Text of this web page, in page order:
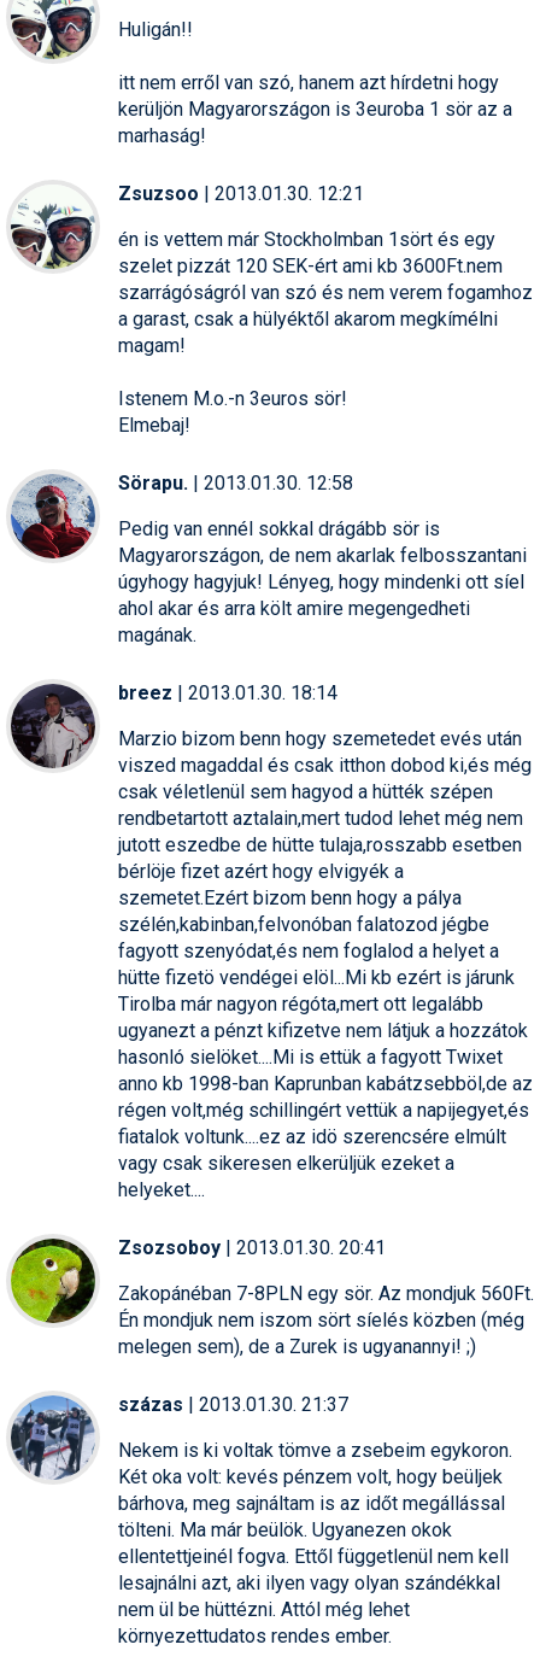
Huligán!!
itt nem erről van szó, hanem azt hírdetni hogy
kerüljön Magyarországon is 3euroba 1 sör az a
marhaság!
Zsuzsoo | 2013.01.30. 12:21
én is vettem már Stockholmban 1sört és egy
szelet pizzát 120 SEK-ért ami kb 3600Ft.nem
szarrágóságról van szó és nem verem fogamhoz
a garast, csak a hülyéktől akarom megkímélni
magam!
Istenem M.o.-n 3euros sör!
Elmebaj!
Sörapu. | 2013.01.30. 12:58
Pedig van ennél sokkal drágább sör is
Magyarországon, de nem akarlak felbosszantani
úgyhogy hagyjuk! Lényeg, hogy mindenki ott síel
ahol akar és arra költ amire megengedheti
magának.
breez | 2013.01.30. 18:14
Marzio bizom benn hogy szemetedet evés után
viszed magaddal és csak itthon dobod ki,és még
csak véletlenül sem hagyod a hütték szépen
rendbetartott aztalain,mert tudod lehet még nem
jutott eszedbe de hütte tulaja,rosszabb esetben
bérlöje fizet azért hogy elvigyék a
szemetet.Ezért bizom benn hogy a pálya
szélén,kabinban,felvonóban falatozod jégbe
fagyott szenyódat,és nem foglalod a helyet a
hütte fizetö vendégei elöl...Mi kb ezért is járunk
Tirolba már nagyon régóta,mert ott legalább
ugyanezt a pénzt kifizetve nem látjuk a hozzátok
hasonló sielöket....Mi is ettük a fagyott Twixet
anno kb 1998-ban Kaprunban kabátzsebböl,de az
régen volt,még schillingért vettük a napijegyet,és
fiatalok voltunk....ez az idö szerencsére elmúlt
vagy csak sikeresen elkerüljük ezeket a
helyeket....
Zsozsoboy | 2013.01.30. 20:41
Zakopánéban 7-8PLN egy sör. Az mondjuk 560Ft.
Én mondjuk nem iszom sört síelés közben (még
melegen sem), de a Zurek is ugyanannyi! ;)
százas | 2013.01.30. 21:37
Nekem is ki voltak tömve a zsebeim egykoron.
Két oka volt: kevés pénzem volt, hogy beüljek
bárhova, meg sajnáltam is az időt megállással
tölteni. Ma már beülök. Ugyanezen okok
ellentettjeinél fogva. Ettől függetlenül nem kell
lesajnálni azt, aki ilyen vagy olyan szándékkal
nem ül be hüttézni. Attól még lehet
környezettudatos rendes ember.